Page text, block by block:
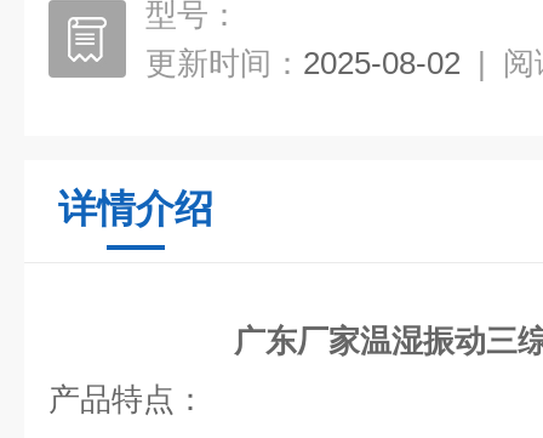
型号：
更新时间： 2025-08-02 | 阅
详情介绍
广东厂家温湿振动三
产品特点：